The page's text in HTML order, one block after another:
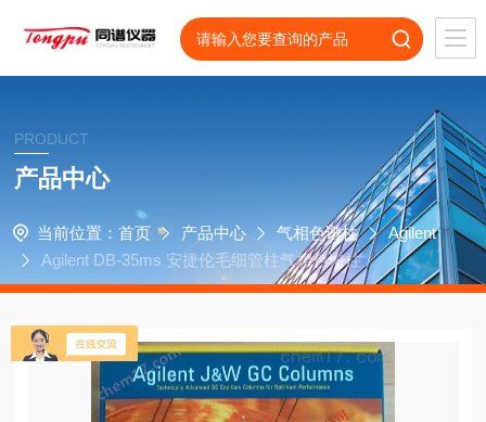
PRODUCT
产品中心
当前位置： 首页 产品中心 气相色谱柱
Agilent
Agilent DB-35ms 安捷伦毛细管柱气相色谱柱